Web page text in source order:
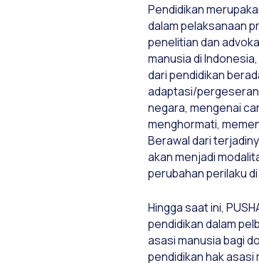
Pendidikan
dalam pelaksanaan
penelitian dan
manusia di
dari pendidikan
adaptasi/
negara, mengenai
menghormati,
Berawal dari
akan menjadi
perubahan perilaku
Hingga saat ini,
pendidikan dalam
asasi manusia bagi
pendidikan hak asasi